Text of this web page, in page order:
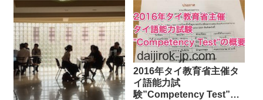
2016年タイ教育省主催タ
イ語能力試
験”Competency Test”の